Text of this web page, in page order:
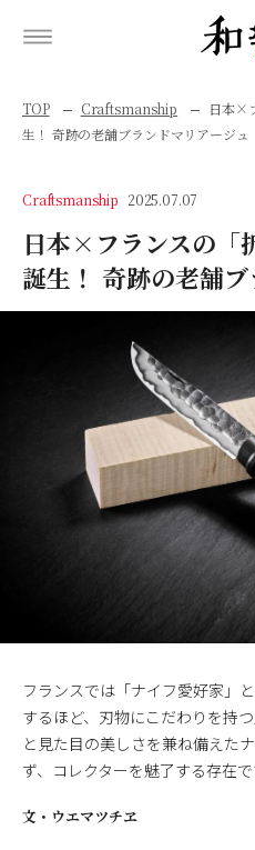
TOP Craftsmanship
日本×
生！ 奇跡の老舗ブランドマリアージュ
Craftsmanship 2025.07.07
日本×フランスの「
誕生！ 奇跡の老舗
フランスでは「ナイフ愛好家」
するほど、刃物にこだわりを持
と見た目の美しさを兼ね備えた
ず、コレクターを魅了する存在で
文・ ウエマツチヱ